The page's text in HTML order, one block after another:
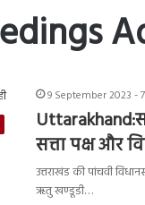
9 September 2023 -
सत्ता पक्ष और
उत्तराखंड की पांचवी
ऋतु खण्डूडी…